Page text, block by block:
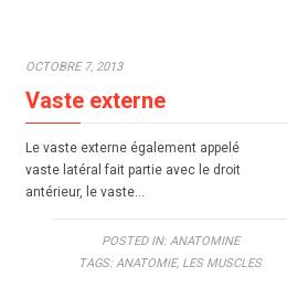
OCTOBRE 7, 2013
Vaste externe
Le vaste externe également appelé
vaste latéral fait partie avec le droit
antérieur, le vaste…
POSTED IN: ANATOMINE
TAGS: ANATOMIE, LES MUSCLES